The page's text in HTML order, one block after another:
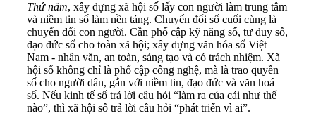
Thứ năm, xây dựng xã hội số lấy con người làm trung tâm
và niềm tin số làm nền tảng. Chuyển đổi số cuối cùng là
chuyển đổi con người. Cần phổ cập kỹ năng số, tư duy số,
đạo đức số cho toàn xã hội; xây dựng văn hóa số Việt
Nam - nhân văn, an toàn, sáng tạo và có trách nhiệm. Xã
hội số không chỉ là phổ cập công nghệ, mà là trao quyền
số cho người dân, gắn với niềm tin, đạo đức và văn hoá
số. Nếu kinh tế số trả lời câu hỏi ‏“‏làm ra của cải như thế
nào”, thì xã hội số trả lời câu hỏi ‏“‏phát triển vì ai”.